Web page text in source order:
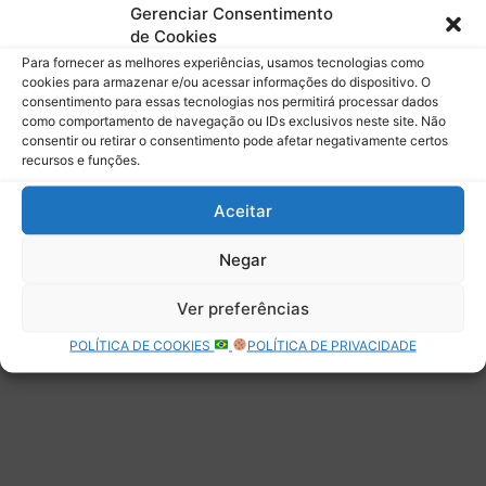
Gerenciar Consentimento
de Cookies
Para fornecer as melhores experiências, usamos tecnologias como
cookies para armazenar e/ou acessar informações do dispositivo. O
consentimento para essas tecnologias nos permitirá processar dados
como comportamento de navegação ou IDs exclusivos neste site. Não
consentir ou retirar o consentimento pode afetar negativamente certos
recursos e funções.
Aceitar
Negar
Ver preferências
POLÍTICA DE COOKIES POLÍTICA DE PRIVACIDADE
Assinar
Deixe uma resposta